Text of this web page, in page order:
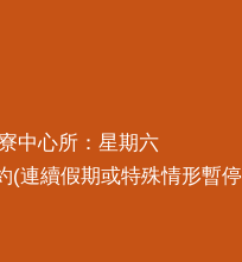
中心所：星期六
(連續假期或特殊情形暫停